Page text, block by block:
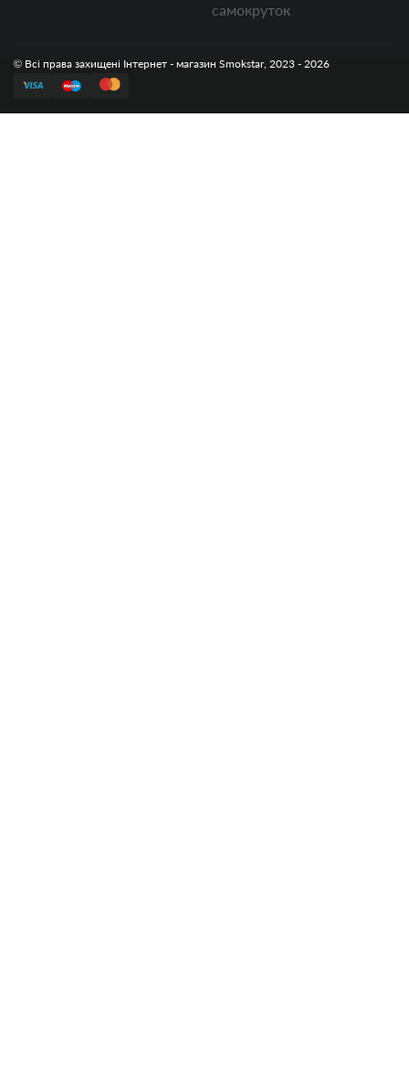
самокруток
© Всі права захищені Інтернет - магазин Smokstar, 2023 - 2026